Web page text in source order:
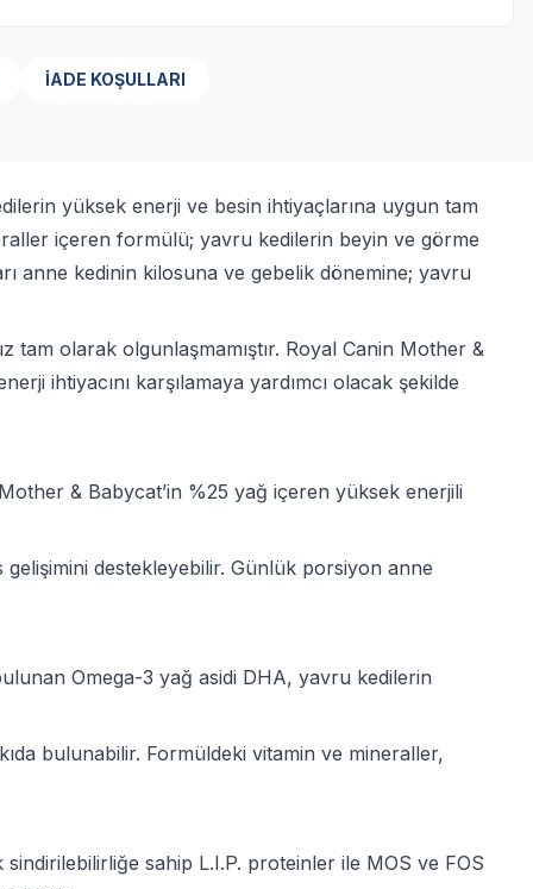
İADE KOŞULLARI
yüksek enerji ve besin ihtiyaçlarına uygun tam
içeren formülü; yavru kedilerin beyin ve görme
anne kedinin kilosuna ve gebelik dönemine; yavru
tam olarak olgunlaşmamıştır. Royal Canin Mother &
ihtiyacını karşılamaya yardımcı olacak şekilde
& Babycat’in %25 yağ içeren yüksek enerjili
destekleyebilir. Günlük porsiyon anne
Omega-3 yağ asidi DHA, yavru kedilerin
bulunabilir. Formüldeki vitamin ve mineraller,
sahip L.I.P. proteinler ile MOS ve FOS